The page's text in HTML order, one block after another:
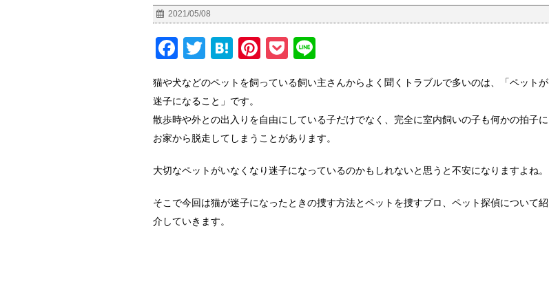
2021/05/08
F
c
e
b
o
k
T
tt
er
H
e
n
a
Pi
er
e
st
P
ck
et
e
猫や犬などのペットを飼っている飼い主さんからよく聞くトラブルで多いのは、「ペットが
迷子になること」です。
散歩時や外との出入りを自由にしている子だけでなく、完全に室内飼いの子も何かの拍子に
お家から脱走してしまうことがあります。
大切なペットがいなくなり迷子になっているのかもしれないと思うと不安になりますよね。
そこで今回は猫が迷子になったときの捜す方法とペットを捜すプロ、ペット探偵について紹
介していきます。